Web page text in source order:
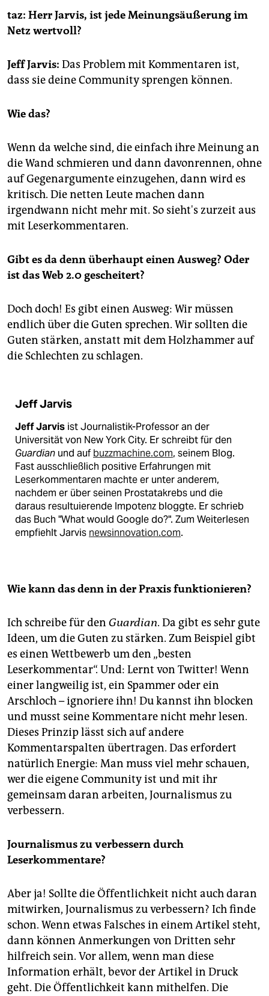
unterstützen
abo
epaper login
taz: Herr Jarvis, ist jede Meinungsäußerung im
Netz wertvoll?
Jeff Jarvis: Das Problem mit Kommentaren ist,
dass sie deine Community sprengen können.
Wie das?
Wenn da welche sind, die einfach ihre Meinung an
die Wand schmieren und dann davonrennen, ohne
auf Gegenargumente einzugehen, dann wird es
kritisch. Die netten Leute machen dann
irgendwann nicht mehr mit. So sieht's zurzeit aus
mit Leserkommentaren.
Gibt es da denn überhaupt einen Ausweg? Oder
ist das Web 2.0 gescheitert?
Doch doch! Es gibt einen Ausweg: Wir müssen
endlich über die Guten sprechen. Wir sollten die
Guten stärken, anstatt mit dem Holzhammer auf
die Schlechten zu schlagen.
Jeff Jarvis
Jeff Jarvis ist Journalistik-Professor an der
Universität von New York City. Er schreibt für den
Guardian und auf buzzmachine.com, seinem Blog.
Fast ausschließlich positive Erfahrungen mit
Leserkommentaren machte er unter anderem,
nachdem er über seinen Prostatakrebs und die
daraus resultuierende Impotenz bloggte. Er schrieb
das Buch "What would Google do?". Zum Weiterlesen
empfiehlt Jarvis newsinnovation.com.
Wie kann das denn in der Praxis funktionieren?
Ich schreibe für den Guardian. Da gibt es sehr gute
Ideen, um die Guten zu stärken. Zum Beispiel gibt
es einen Wettbewerb um den „besten
Leserkommentar“. Und: Lernt von Twitter! Wenn
einer langweilig ist, ein Spammer oder ein
Arschloch – ignoriere ihn! Du kannst ihn blocken
und musst seine Kommentare nicht mehr lesen.
Dieses Prinzip lässt sich auf andere
Kommentarspalten übertragen. Das erfordert
natürlich Energie: Man muss viel mehr schauen,
wer die eigene Community ist und mit ihr
gemeinsam daran arbeiten, Journalismus zu
verbessern.
Journalismus zu verbessern durch
Leserkommentare?
Aber ja! Sollte die Öffentlichkeit nicht auch daran
mitwirken, Journalismus zu verbessern? Ich finde
schon. Wenn etwas Falsches in einem Artikel steht,
dann können Anmerkungen von Dritten sehr
hilfreich sein. Vor allem, wenn man diese
Information erhält, bevor der Artikel in Druck
geht. Die Öffentlichkeit kann mithelfen. Die